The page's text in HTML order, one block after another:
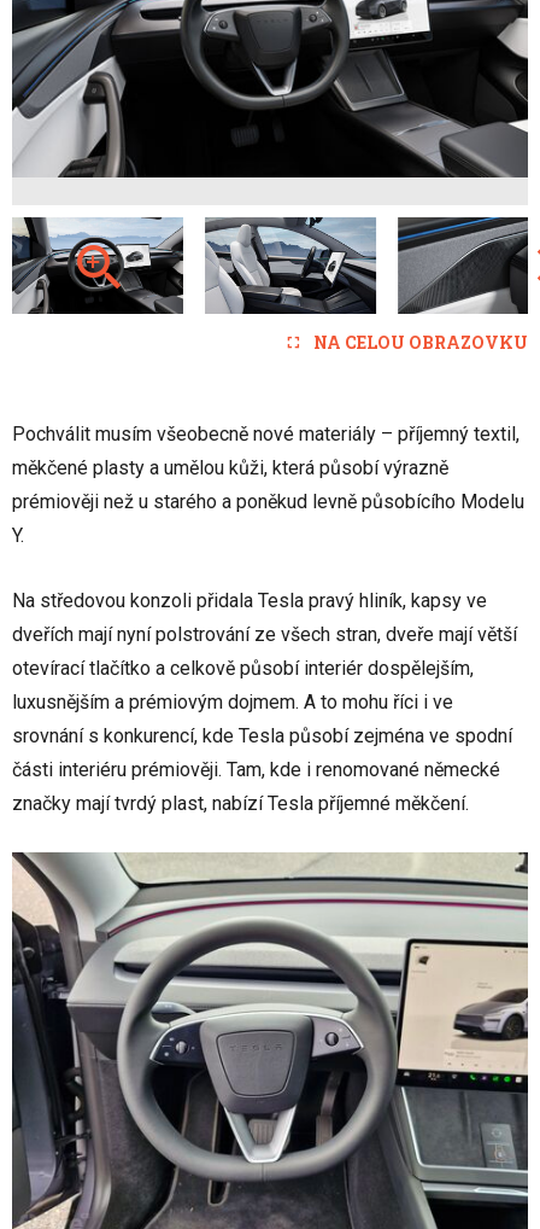
NA CELOU OBRAZOVKU
Pochválit musím všeobecně nové materiály – příjemný textil,
měkčené plasty a umělou kůži, která působí výrazně
prémiověji než u starého a poněkud levně působícího Modelu
Y.
Na středovou konzoli přidala Tesla pravý hliník, kapsy ve
dveřích mají nyní polstrování ze všech stran, dveře mají větší
otevírací tlačítko a celkově působí interiér dospělejším,
luxusnějším a prémiovým dojmem. A to mohu říci i ve
srovnání s konkurencí, kde Tesla působí zejména ve spodní
části interiéru prémiověji. Tam, kde i renomované německé
značky mají tvrdý plast, nabízí Tesla příjemné měkčení.